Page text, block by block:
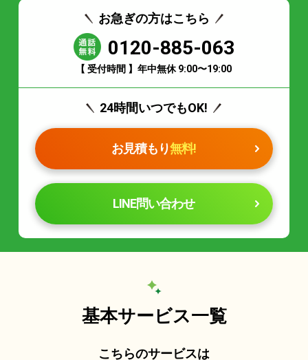
お急ぎの方はこちら
0120-885-063
【 受付時間 】年中無休 9:00〜19:00
24時間いつでもOK!
お見積もり無料!
LINE問い合わせ
基本サービス一覧
こちらのサービスは